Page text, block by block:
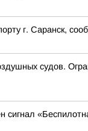
г. Саранск,
судов.